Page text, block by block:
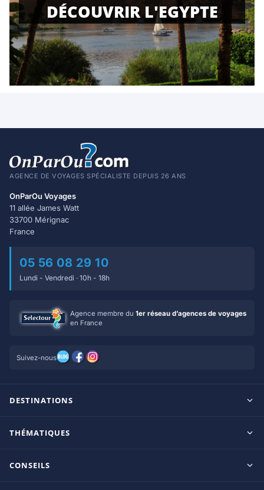
DÉCOUVRIR L'EGYPTE
AGENCE DE VOYAGES SPÉCIALISTE DEPUIS 26 ANS
OnParOu Voyages
11 allée James Watt
33700 Mérignac
France
05 56 08 29 10
Lundi - Vendredi · 10h - 18h
Agence membre du 1er réseau d’agences de voyages
en France
Suivez-nous
DESTINATIONS
Ile Maurice
THÉMATIQUES
CONSEILS